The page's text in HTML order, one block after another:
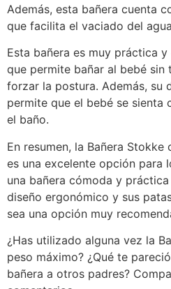
Además, esta bañera cuenta
que facilita el vaciado del
Esta bañera es muy práctica
que permite bañar al bebé sin
forzar la postura. Además, su
permite que el bebé se sienta
el baño.
En resumen, la Bañera
es una excelente opción para
una bañera cómoda y
diseño ergonómico y sus
sea una opción muy
¿Has utilizado alguna vez la
peso máximo? ¿Qué te
bañera a otros padres?